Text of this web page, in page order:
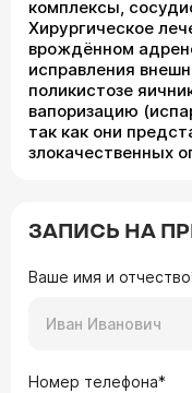
комплексы,
Хирургическое
врождённом
исправления
поликистозе
вапоризацию
так как они
злокачественных
ЗАПИСЬ НА
Ваше имя и
Номер телефона*